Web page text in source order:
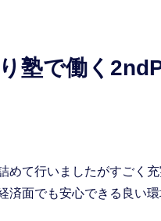
塾で働く
めて行いましたがすごく
済面でも安心できる良い環